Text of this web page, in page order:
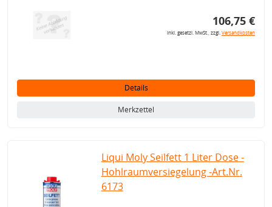
106,75 €
inkl. gesetzl. MwSt., zzgl.Versandkosten
Details
Merkzettel
Liqui Moly Seilfett 1 Liter Dose -
Hohlraumversiegelung -Art.Nr.
6173